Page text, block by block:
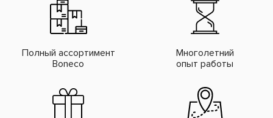
Полный ассортимент
Boneco
Многолетний
опыт работы